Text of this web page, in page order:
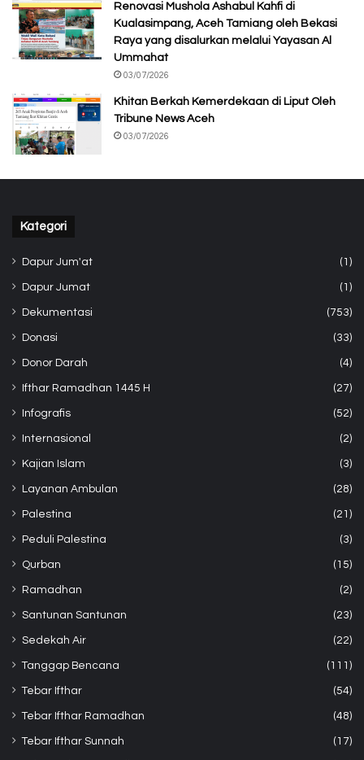
Renovasi Mushola Ashabul Kahfi di
Kualasimpang, Aceh Tamiang oleh Bekasi
Raya yang disalurkan melalui Yayasan Al
Ummahat
03/07/2026
Khitan Berkah Kemerdekaan di Liput Oleh
Tribune News Aceh
03/07/2026
Kategori
Dapur Jum'at (1)
Dapur Jumat (1)
Dekumentasi (753)
Donasi (33)
Donor Darah (4)
Ifthar Ramadhan 1445 H (27)
Infografis (52)
Internasional (2)
Kajian Islam (3)
Layanan Ambulan (28)
Palestina (21)
Peduli Palestina (3)
Qurban (15)
Ramadhan (2)
Santunan Santunan (23)
Sedekah Air (22)
Tanggap Bencana (111)
Tebar Ifthar (54)
Tebar Ifthar Ramadhan (48)
Tebar Ifthar Sunnah (17)